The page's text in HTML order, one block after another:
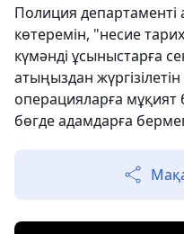
Полиция департаменті
көтеремін, "несие
күмәнді ұсыныстарға
атыңыздан
операцияларға мұқият
бөгде адамдарға